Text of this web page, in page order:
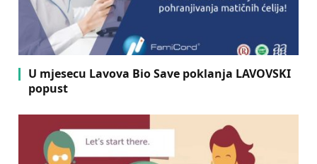
U mjesecu Lavova Bio Save poklanja LAVOVSKI
popust